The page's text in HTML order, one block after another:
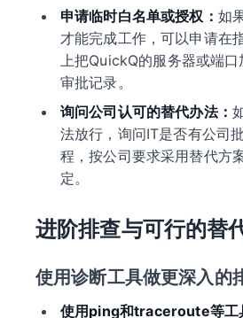
申请临时白名单或授权： 如
才能完成工作，可以申请在
上把QuickQ的服务器或端
审批记录。
询问公司认可的替代办法：
法放行，询问IT是否有公司
程，按公司要求采用替代方
定。
进阶排查与可行的替
使用诊断工具做更深入的
使用ping和traceroute等工